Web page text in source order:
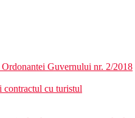
Guvernului nr. 2/2018
contractul cu turistul